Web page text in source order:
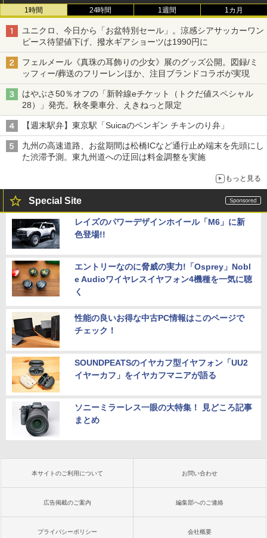
1時間 24時間 1週間 1カ月
ユニクロ、今日から「お盆特別セール」。涼感シアサッカーワン
ピース待望値下げ、撥水ギアショーツは1990円に
フェルメール《真珠の耳飾りの少女》展のグッズ公開。図録/ミ
ッフィー/葬送のフリーレンほか、注目ブランドコラボが実現
はやぶさ50％オフの「新幹線eチケット（トクだ値スペシャル
28）」発売。秋冬乗車分、えきねっと限定
【週末駅弁】東京駅「Suicaのペンギン チキンのり弁」
九州の高速道路、お盆期間は松橋ICなど通行止め端末を先頭にし
た渋滞予測。東九州道への迂回は料金調整を実施
もっと見る
Special Site
レイズのパワーデザインホイール「M6」に新
色登場!!
エントリーなのに脅威の実力!「Osprey」Nobl
e Audioワイヤレスイヤフォン4機種を一気に聴
く
性能の良いお得な中古PC情報はこのページで
チェック！
SOUNDPEATSのイヤカフ型イヤフォン「UU2
イヤーカフ」をイヤカフマニアが語る
ソニーミラーレス一眼の大特集！ 見どころ記事
まとめ
本サイトのご利用について お問い合わせ
広告掲載のご案内 編集部へのご連絡
プライバシーポリシー 会社概要